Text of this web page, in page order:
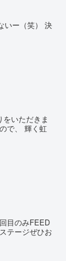
いー（笑） 決
いただきま
で、 輝く虹
目のみFEED
テージぜひお